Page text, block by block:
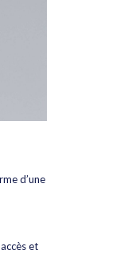
d’une
et